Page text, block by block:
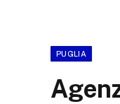
PUGLIA